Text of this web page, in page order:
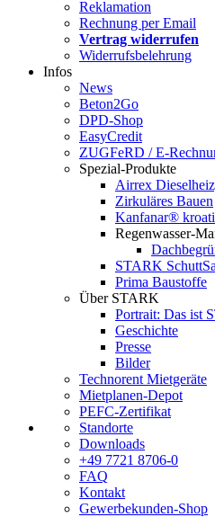
Reklamation
Rechnung per Email
Vertrag widerrufen
Widerrufsbelehrung
Infos
News
Beton2Go
DPD-Shop
EasyCredit
ZUGFeRD / E-
Spezial-Produkte
Airrex
Zirkuläres Bauen
Kanfanar®
Regenwasser-
STARK
Prima Baustoffe
Über STARK
Portrait: Das ist
Geschichte
Presse
Bilder
Technorent Mietgeräte
Mietplanen-Depot
PEFC-Zertifikat
Standorte
Downloads
+49 7721 8706-0
FAQ
Kontakt
Gewerbekunden-Shop